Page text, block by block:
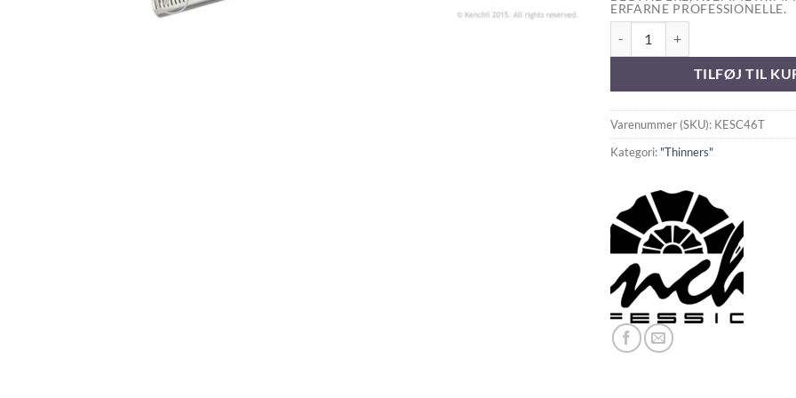
ERFARNE PROFESSIONELLE.
TILFØJ TIL
Varenummer (SKU): KESC46T
Kategori: "Thinners"